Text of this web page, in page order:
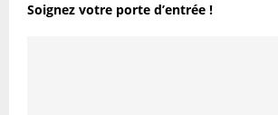
Soignez votre porte d’entrée !